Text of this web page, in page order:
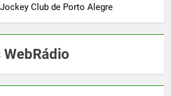
Club de Porto Alegre